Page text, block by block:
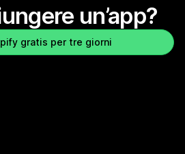
un’app?
gratis per tre giorni